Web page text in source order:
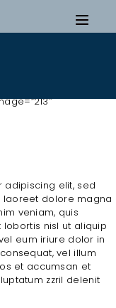
adipiscing elit, sed
laoreet dolore magna
veniam, quis
nisl ut aliquip
eum iriure dolor in
vel illum
et accumsan et
zzril delenit